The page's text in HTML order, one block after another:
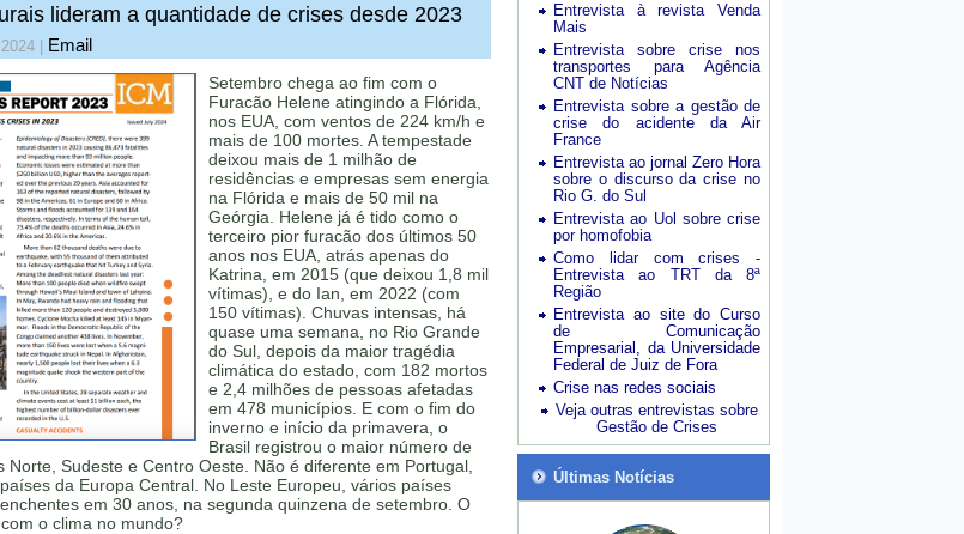
lideram a quantidade de crises desde 2023
Email
Setembro chega ao fim com o
Furacão Helene atingindo a Flórida,
nos EUA, com ventos de 224 km/h e
mais de 100 mortes. A tempestade
deixou mais de 1 milhão de
residências e empresas sem energia
na Flórida e mais de 50 mil na
Geórgia. Helene já é tido como o
terceiro pior furacão dos últimos 50
anos nos EUA, atrás apenas do
Katrina, em 2015 (que deixou 1,8 mil
vítimas), e do Ian, em 2022 (com
150 vítimas). Chuvas intensas, há
quase uma semana, no Rio Grande
do Sul, depois da maior tragédia
climática do estado, com 182 mortos
e 2,4 milhões de pessoas afetadas
em 478 municípios. E com o fim do
inverno e início da primavera, o
Brasil registrou o maior número de
Norte, Sudeste e Centro Oeste. Não é diferente em Portugal,
da Europa Central. No Leste Europeu, vários países
em 30 anos, na segunda quinzena de setembro. O
o clima no mundo?
Entrevista à revista Venda
Mais
Entrevista sobre crise nos
transportes para Agência
CNT de Notícias
Entrevista sobre a gestão de
crise do acidente da Air
France
Entrevista ao jornal Zero Hora
sobre o discurso da crise no
Rio G. do Sul
Entrevista ao Uol sobre crise
por homofobia
Como lidar com crises -
Entrevista ao TRT da 8ª
Região
Entrevista ao site do Curso
de Comunicação
Empresarial, da Universidade
Federal de Juiz de Fora
Crise nas redes sociais
Veja outras entrevistas sobre
Gestão de Crises
Últimas Notícias